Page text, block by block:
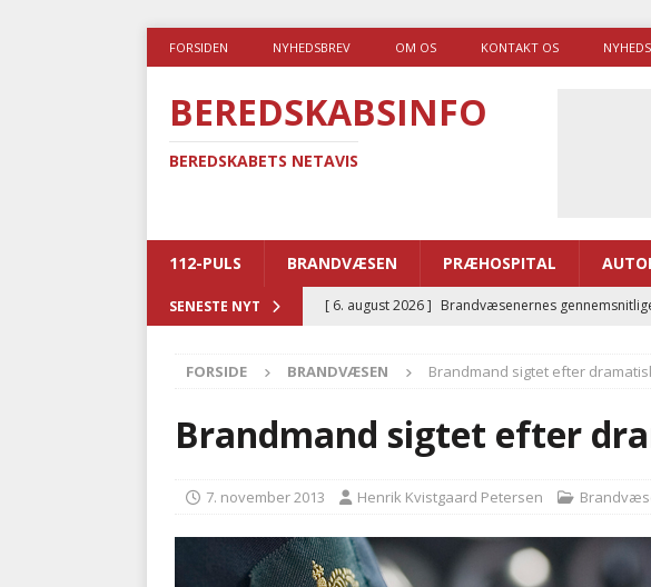
FORSIDEN NYHEDSBREV OM OS KONTAKT OS
BEREDSKABSINFO
BEREDSKABETS NETAVIS
112-PULS BRANDVÆSEN PRÆHOSPITAL
SENESTE NYT [ 6. august 2026 ] Brandvæsenernes
[ 5. august 2026 ] Advarer: Udløb af
i det offentlige
PRÆHOSPITAL
[ 5. august 2026 ]
[ 4. august 2026 ] Brandvæsenerne brugte lidt
[ 7. august 2026 ]
Branche kræver at
FORSIDE BRANDVÆSEN Brandmand sigtet efter
Brandmand sigtet efter
7. november 2013 Henrik Kvistgaard Petersen